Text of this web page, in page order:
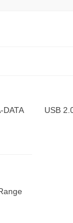
DATA USB